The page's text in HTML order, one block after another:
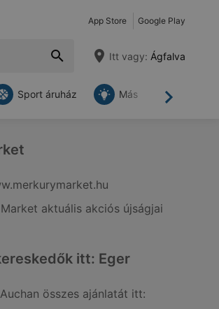
App Store Google Play
Itt vagy: Ágfalva
Tovább
Sport áruház Más
aktuális akciós újságjai
itt: Eger
összes ajánlatát itt: